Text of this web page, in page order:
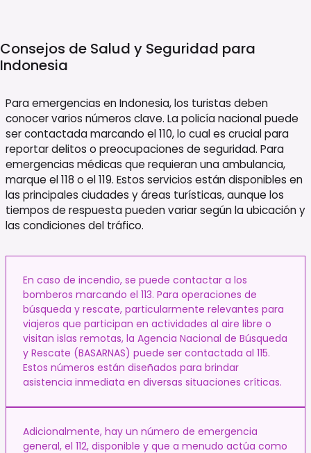
Consejos de Salud y Seguridad para
Indonesia
Para emergencias en Indonesia, los turistas deben
conocer varios números clave. La policía nacional puede
ser contactada marcando el 110, lo cual es crucial para
reportar delitos o preocupaciones de seguridad. Para
emergencias médicas que requieran una ambulancia,
marque el 118 o el 119. Estos servicios están disponibles en
las principales ciudades y áreas turísticas, aunque los
tiempos de respuesta pueden variar según la ubicación y
las condiciones del tráfico.
En caso de incendio, se puede contactar a los
bomberos marcando el 113. Para operaciones de
búsqueda y rescate, particularmente relevantes para
viajeros que participan en actividades al aire libre o
visitan islas remotas, la Agencia Nacional de Búsqueda
y Rescate (BASARNAS) puede ser contactada al 115.
Estos números están diseñados para brindar
asistencia inmediata en diversas situaciones críticas.
Adicionalmente, hay un número de emergencia
general, el 112, disponible y que a menudo actúa como